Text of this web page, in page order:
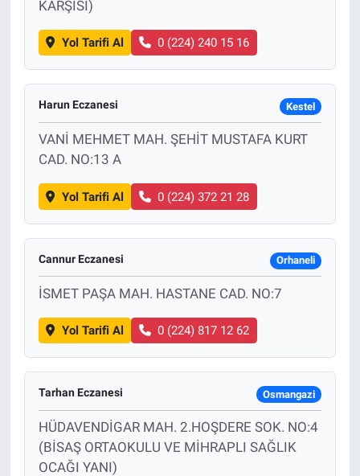
KARŞISI)
Yol Tarifi Al 0 (224) 240 15 16
Harun Eczanesi Kestel
VANİ MEHMET MAH. ŞEHİT MUSTAFA KURT
CAD. NO:13 A
Yol Tarifi Al 0 (224) 372 21 28
Cannur Eczanesi Orhaneli
İSMET PAŞA MAH. HASTANE CAD. NO:7
Yol Tarifi Al 0 (224) 817 12 62
Tarhan Eczanesi Osmangazi
HÜDAVENDİGAR MAH. 2.HOŞDERE SOK. NO:4
(BİSAŞ ORTAOKULU VE MİHRAPLI SAĞLIK
OCAĞI YANI)